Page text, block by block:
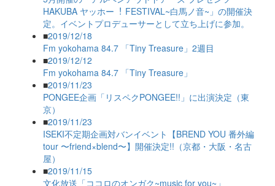
HAKUBA ヤッホー︕ FESTIVAL~白馬ノ音~」の開催決
定。イベントプロデューサーとして立ち上げに参加。
■2019/12/18
Fm yokohama 84.7 「Tiny Treasure」2週目
■2019/12/12
Fm yokohama 84.7 「Tiny Treasure」
■2019/11/23
PONGEE企画「リスペクPONGEE!!」に出演決定（東
京）
■2019/11/23
ISEKI不定期企画対バンイベント【BREND YOU 番外編
tour 〜friend×blend〜】開催決定!!（京都・大阪・名古
屋）
■2019/11/15
文化放送「ココロのオンガク~music for you~」